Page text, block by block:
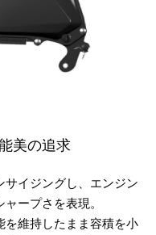
美の追求
サイジングし、エンジン
ープさを表現。
を維持したまま容積を小